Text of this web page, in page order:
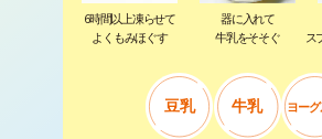
6時間以上凍らせて
よくもみほぐす
器に入れて
牛乳をそそぐ
ス
豆乳 牛乳 ヨー